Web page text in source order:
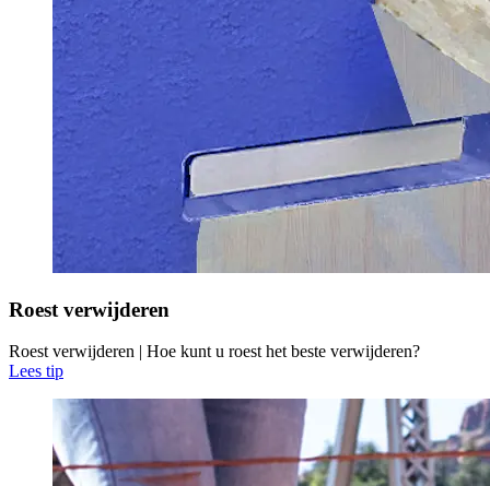
Roest verwijderen
Roest verwijderen | Hoe kunt u roest het beste verwijderen?
Lees tip